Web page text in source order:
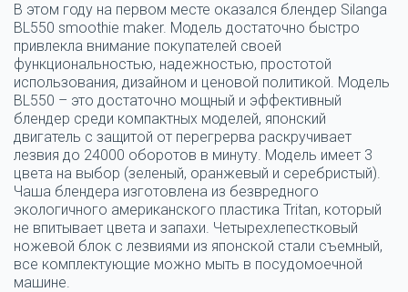
В этом году на первом месте оказался блендер Silanga
BL550 smoothie maker. Модель достаточно быстро
привлекла внимание покупателей своей
функциональностью, надежностью, простотой
использования, дизайном и ценовой политикой. Модель
BL550 – это достаточно мощный и эффективный
блендер среди компактных моделей, японский
двигатель с защитой от перегрерва раскручивает
лезвия до 24000 оборотов в минуту. Модель имеет 3
цвета на выбор (зеленый, оранжевый и серебристый).
Чаша блендера изготовлена из безвредного
экологичного американского пластика Tritan, который
не впитывает цвета и запахи. Четырехлепестковый
ножевой блок с лезвиями из японской стали съемный,
все комплектующие можно мыть в посудомоечной
машине.